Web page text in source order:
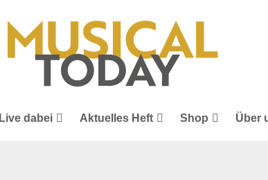
Live dabei Aktuelles Heft Shop Über